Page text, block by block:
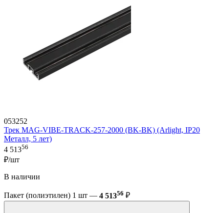
053252
Трек MAG-VIBE-TRACK-257-2000 (BK-BK) (Arlight, IP20
Металл, 5 лет)
4 51356
₽/шт
В наличии
Пакет (полиэтилен) 1 шт — 4 51356 ₽